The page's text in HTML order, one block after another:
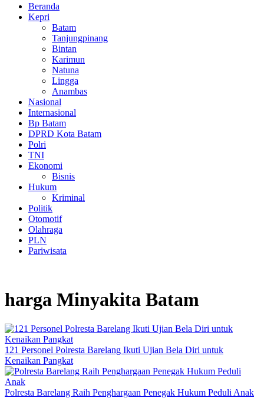
Beranda
Kepri
Batam
Tanjungpinang
Bintan
Karimun
Natuna
Lingga
Anambas
Nasional
Internasional
Bp Batam
DPRD Kota Batam
Polri
TNI
Ekonomi
Bisnis
Hukum
Kriminal
Politik
Otomotif
Olahraga
PLN
Pariwisata
harga Minyakita Batam
121 Personel Polresta Barelang Ikuti Ujian Bela Diri untuk
Kenaikan Pangkat
Polresta Barelang Raih Penghargaan Penegak Hukum Peduli Anak